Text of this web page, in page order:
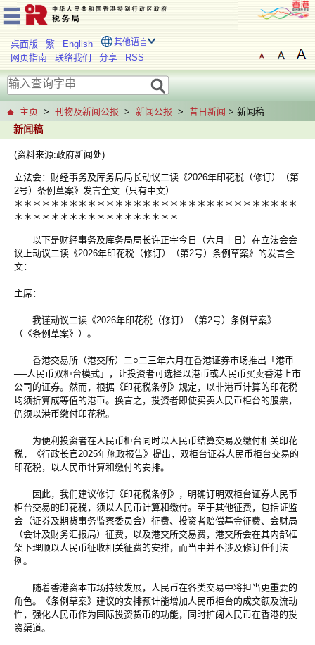
桌面版 繁 English 其他语言
网页指南 联络我们 分享 RSS
主页 > 刊物及新闻公报 > 新闻公报 > 昔日新闻 > 新闻稿
新闻稿
(资料来源:政府新闻处)
立法会：财经事务及库务局局长动议二读《2026年印花税（修订）（第
2号）条例草案》发言全文（只有中文）
＊＊＊＊＊＊＊＊＊＊＊＊＊＊＊＊＊＊＊＊＊＊＊＊＊＊＊＊＊＊＊
＊＊＊＊＊＊＊＊＊＊＊＊＊＊＊＊＊＊
以下是财经事务及库务局局长许正宇今日（六月十日）在立法会会
议上动议二读《2026年印花税（修订）（第2号）条例草案》的发言全
文：
主席：
我谨动议二读《2026年印花税（修订）（第2号）条例草案》
（《条例草案》）。
香港交易所（港交所）二○二三年六月在香港证券市场推出「港币
──人民币双柜台模式」，让投资者可选择以港币或人民币买卖香港上市
公司的证券。然而，根据《印花税条例》规定，以非港币计算的印花税
均须折算成等值的港币。换言之，投资者即使买卖人民币柜台的股票，
仍须以港币缴付印花税。
为便利投资者在人民币柜台同时以人民币结算交易及缴付相关印花
税，《行政长官2025年施政报告》提出，双柜台证券人民币柜台交易的
印花税，以人民币计算和缴付的安排。
因此，我们建议修订《印花税条例》，明确订明双柜台证券人民币
柜台交易的印花税，须以人民币计算和缴付。至于其他征费，包括证监
会（证券及期货事务监察委员会）征费、投资者赔偿基金征费、会财局
（会计及财务汇报局）征费，以及港交所交易费，港交所会在其内部框
架下理顺以人民币征收相关征费的安排，而当中并不涉及修订任何法
例。
随着香港资本市场持续发展，人民币在各类交易中将担当更重要的
角色。《条例草案》建议的安排预计能增加人民币柜台的成交额及流动
性，强化人民币作为国际投资货币的功能，同时扩阔人民币在香港的投
资渠道。